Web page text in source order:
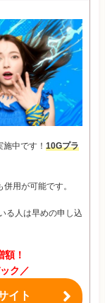
中です！ 10Gプラ
用が可能です。
る人は早めの申し込
額！
ク／
イト